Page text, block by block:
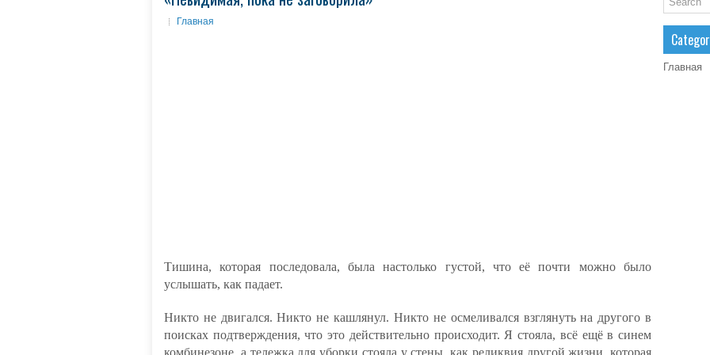
Главная
Тишина, которая последовала, была настолько густой, что её почти можно было
услышать, как падает.
Никто не двигался. Никто не кашлянул. Никто не осмеливался взглянуть на другого в
поисках подтверждения, что это действительно происходит. Я стояла, всё ещё в синем
комбинезоне, а тележка для уборки стояла у стены, как реликвия другой жизни, которая
Главная